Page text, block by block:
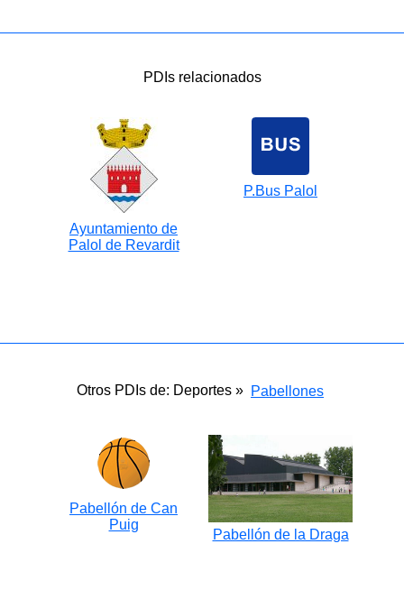
PDIs relacionados
Ayuntamiento de
Palol de Revardit
P.Bus Palol
Otros PDIs de: Deportes » Pabellones
Pabellón de Can
Puig
Pabellón de la Draga